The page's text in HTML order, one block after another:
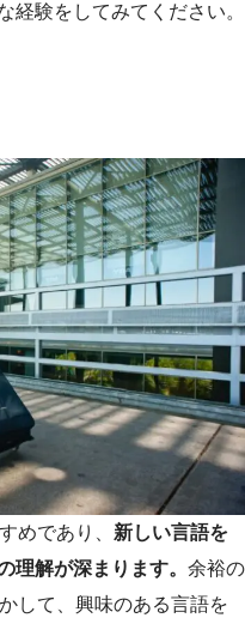
経験をしてみてください。
めであり、 新しい言語を
理解が深まります。 余裕の
して、興味のある言語を